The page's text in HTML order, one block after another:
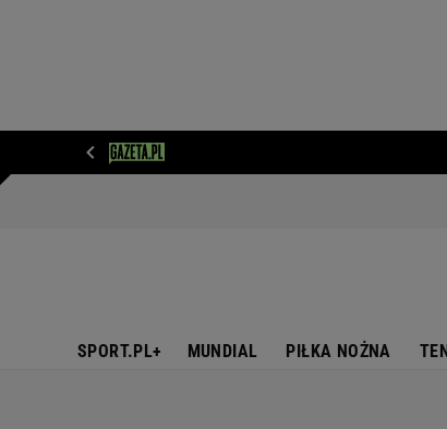
SPORT.PL+ MUNDIAL PIŁKA NOŻNA